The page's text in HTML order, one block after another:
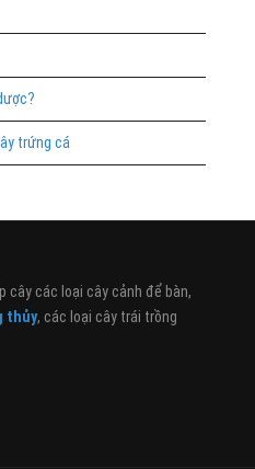
trứng cá
cây các loại cây cảnh để bàn,
thủy, các loại cây trái trồng